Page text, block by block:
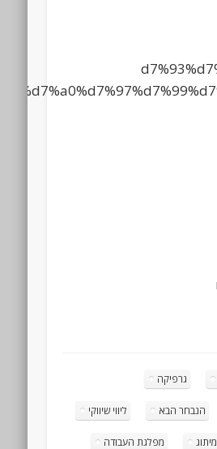
גרפיקה
הנבחר הבא ליווי שיווקי
מיתוג מפלגת העבודה